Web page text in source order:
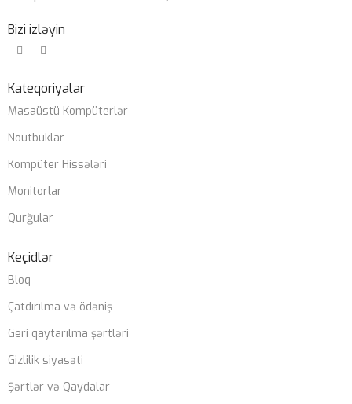
Bizi izləyin
Kateqoriyalar
Masaüstü Kompüterlər
Noutbuklar
Kompüter Hissələri
Monitorlar
Qurğular
Keçidlər
Bloq
Çatdırılma və ödəniş
Geri qaytarılma şərtləri
Gizlilik siyasəti
Şərtlər və Qaydalar